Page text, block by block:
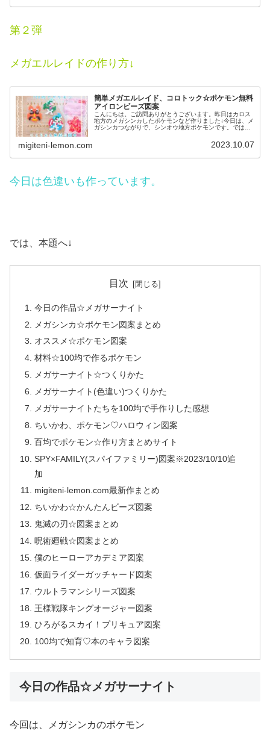
第２弾
メガエルレイドの作り方↓
簡単メガエルレイド、コロトック☆ポケモン無料
アイロンビーズ図案
こんにちは。ご訪問ありがとうございます。昨日はカロス
地方のメガシンカしたポケモンなど作りました↓今日は、メ
ガシンカつながりで、シンオウ地方ポケモンです。では、
migiteni-lemon.com 2023.10.07
今日は色違いも作っています。
では、本題へ↓
目次
今日の作品☆メガサーナイト
メガシンカ☆ポケモン図案まとめ
オススメ☆ポケモン図案
材料☆100均で作るポケモン
メガサーナイト☆つくりかた
メガサーナイト(色違い)つくりかた
メガサーナイトたちを100均で手作りした感想
ちいかわ、ポケモン♡ハロウィン図案
百均でポケモン☆作り方まとめサイト
SPY×FAMILY(スパイファミリー)図案※2023/10/10追
加
migiteni-lemon.com最新作まとめ
ちいかわ☆かんたんビーズ図案
鬼滅の刃☆図案まとめ
呪術廻戦☆図案まとめ
僕のヒーローアカデミア図案
仮面ライダーガッチャード図案
ウルトラマンシリーズ図案
王様戦隊キングオージャー図案
ひろがるスカイ！プリキュア図案
100均で知育♡本のキャラ図案
今日の作品☆メガサーナイト
今回は、メガシンカのポケモン